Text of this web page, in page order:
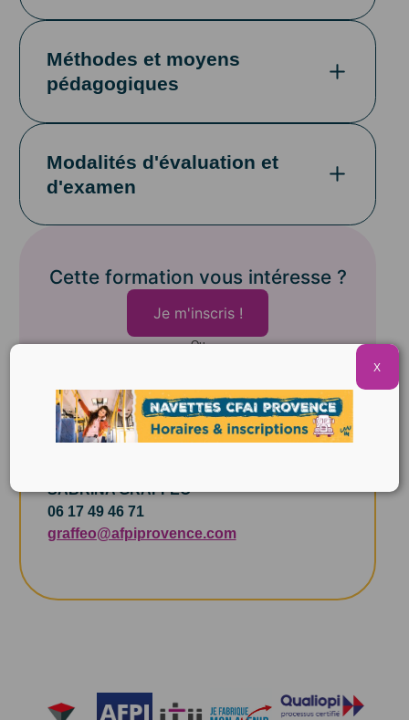
Méthodes et moyens
pédagogiques
Modalités d'évaluation et
d'examen
Cette formation vous intéresse ?
Je m'inscris !
Ou
SABRINA GRAFFEO
06 17 49 46 71
graffeo@afpiprovence.com
X